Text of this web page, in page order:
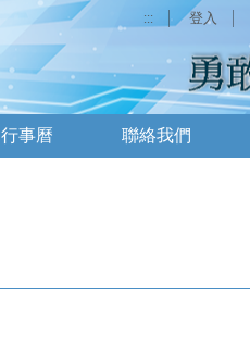
::: 登入
行事曆 聯絡我們